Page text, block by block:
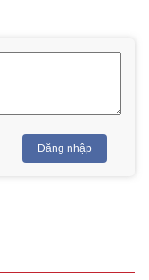
Đăng nhập